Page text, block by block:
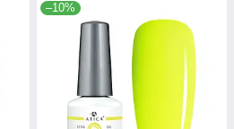
–10%